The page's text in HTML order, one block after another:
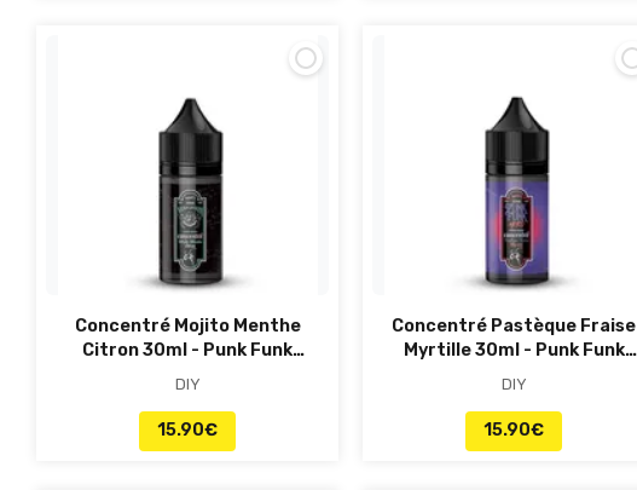
Concentré Mojito Menthe
Citron 30ml - Punk Funk
Hero
DIY
15.90€
Concentré Pastèque Fraise
Myrtille 30ml - Punk Funk
Hero
DIY
15.90€